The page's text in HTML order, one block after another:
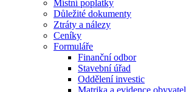
Místní poplatky
Důležité dokumenty
Ztráty a nálezy
Ceníky
Formuláře
Finanční odbor
Stavební úřad
Oddělení investic
Matrika a evidence obyvatel